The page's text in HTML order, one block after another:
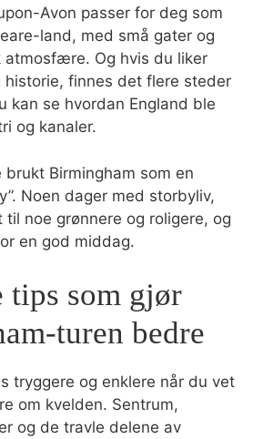
Avon passer for deg som
land, med små gater og
atmosfære. Og hvis du liker
historie, finnes det flere steder
kan se hvordan England ble
og kanaler.
brukt Birmingham som en
Noen dager med storbyliv,
til noe grønnere og roligere, og
en god middag.
tips som gjør
turen bedre
tryggere og enklere når du vet
om kvelden. Sentrum,
og de travle delene av